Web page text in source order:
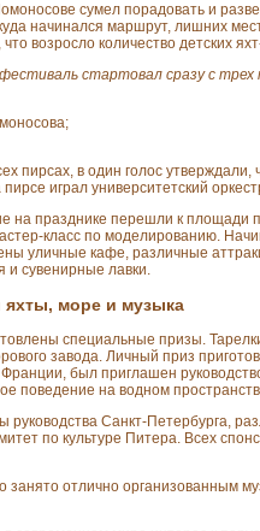
сумел порадовать и
начинался маршрут, лишних
возросло количество детских
стартовал сразу с трех
пирсах, в один голос
играл университетский
на празднике перешли к
класс по моделированию.
уличные кафе, различные
и сувенирные лавки.
море и музыка
специальные призы.
завода. Личный приз
был приглашен
поведение на водном
Санкт-Петербурга,
по культуре Питера. Всех
занято отлично организованным